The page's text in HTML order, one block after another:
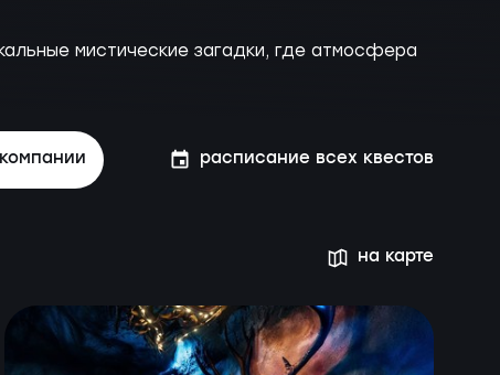
мистические загадки, где атмосфера
расписание всех квестов
на карте